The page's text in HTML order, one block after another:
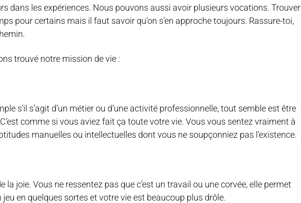
dans les expériences. Nous pouvons aussi avoir plusieurs vocations. Trouver
pour certains mais il faut savoir qu’on s’en approche toujours. Rassure-toi,
trouvé notre mission de vie :
s’il s’agit d’un métier ou d’une activité professionnelle, tout semble est être
comme si vous aviez fait ça toute votre vie. Vous vous sentez vraiment à
manuelles ou intellectuelles dont vous ne soupçonniez pas l’existence.
joie. Vous ne ressentez pas que c’est un travail ou une corvée, elle permet
en quelques sortes et votre vie est beaucoup plus drôle.